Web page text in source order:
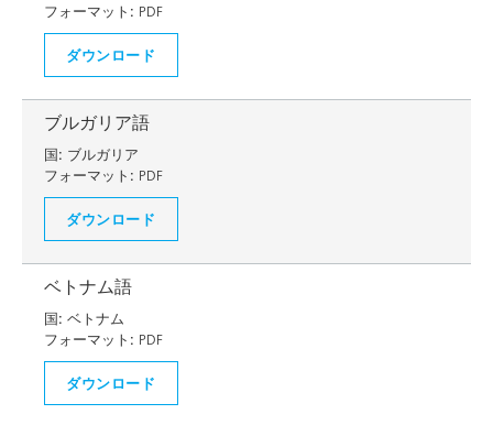
フォーマット: PDF
ダウンロード
ブルガリア語
国: ブルガリア
フォーマット: PDF
ダウンロード
ベトナム語
国: ベトナム
フォーマット: PDF
ダウンロード